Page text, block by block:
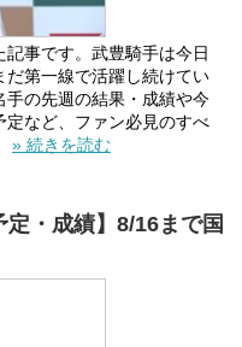
事です。武豊騎手は今日
だ第一線で活躍し続けてい
の先週の結果・成績や今
など、ファン必見のすべ
» 続きを読む
定・成績】8/16まで国